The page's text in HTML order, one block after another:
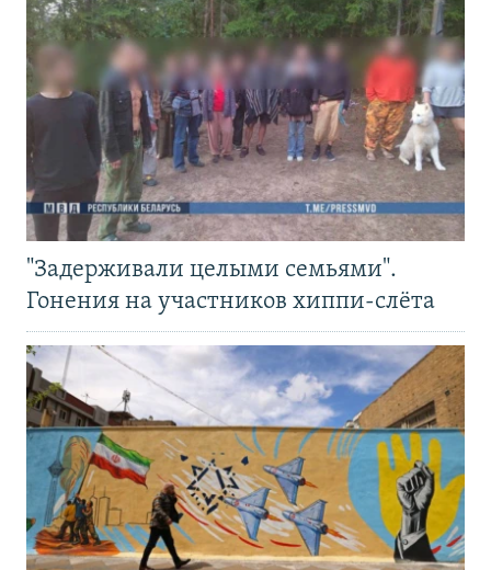
"Задерживали целыми семьями".
Гонения на участников хиппи-слёта